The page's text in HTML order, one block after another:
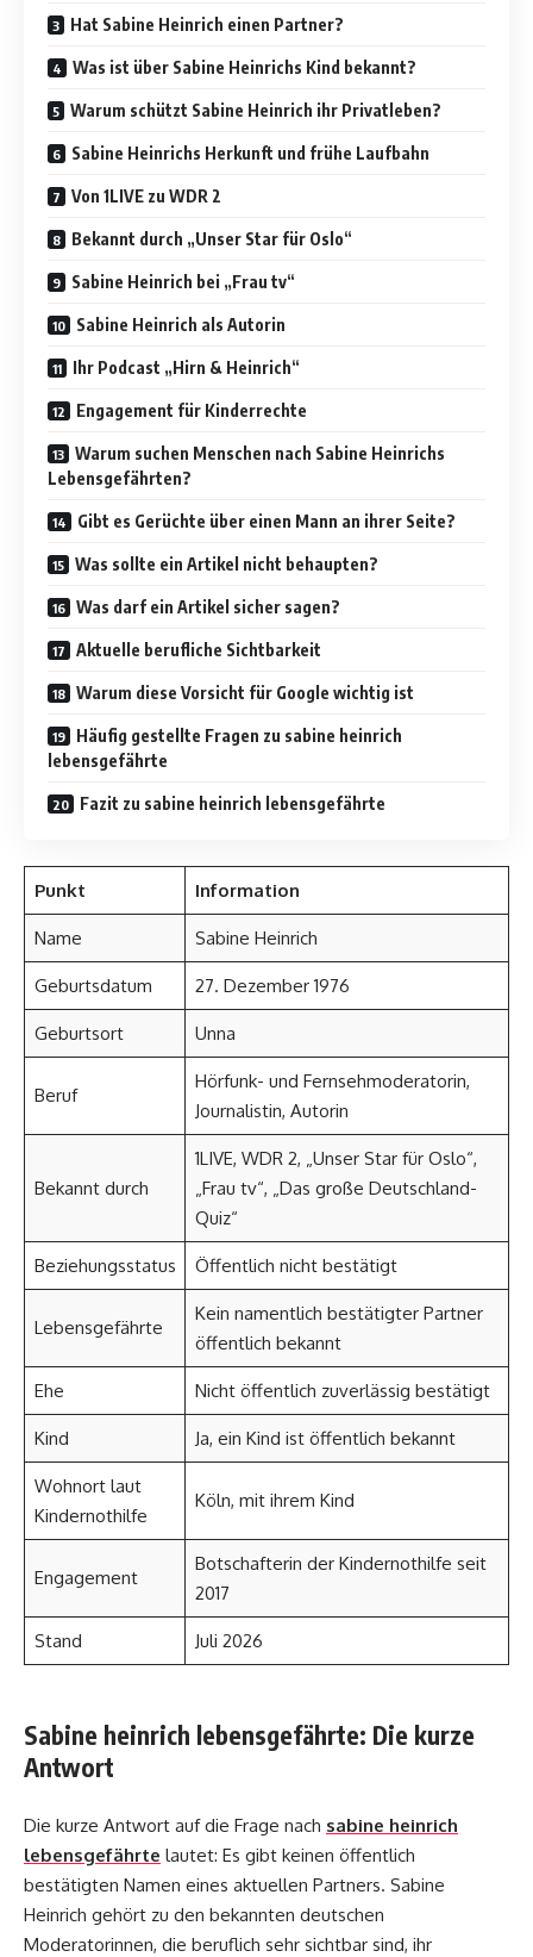
Hat Sabine Heinrich einen Partner?
Was ist über Sabine Heinrichs Kind bekannt?
Warum schützt Sabine Heinrich ihr Privatleben?
Sabine Heinrichs Herkunft und frühe Laufbahn
Von 1LIVE zu WDR 2
Bekannt durch „Unser Star für Oslo“
Sabine Heinrich bei „Frau tv“
Sabine Heinrich als Autorin
Ihr Podcast „Hirn & Heinrich“
Engagement für Kinderrechte
Warum suchen Menschen nach Sabine Heinrichs
Lebensgefährten?
Gibt es Gerüchte über einen Mann an ihrer Seite?
Was sollte ein Artikel nicht behaupten?
Was darf ein Artikel sicher sagen?
Aktuelle berufliche Sichtbarkeit
Warum diese Vorsicht für Google wichtig ist
Häufig gestellte Fragen zu sabine heinrich
lebensgefährte
Fazit zu sabine heinrich lebensgefährte
Punkt Information
Name Sabine Heinrich
Geburtsdatum 27. Dezember 1976
Geburtsort Unna
Beruf
Hörfunk- und Fernsehmoderatorin,
Journalistin, Autorin
Bekannt durch
1LIVE, WDR 2, „Unser Star für Oslo“,
„Frau tv“, „Das große Deutschland-
Quiz“
Beziehungsstatus Öffentlich nicht bestätigt
Lebensgefährte
Kein namentlich bestätigter Partner
öffentlich bekannt
Ehe Nicht öffentlich zuverlässig bestätigt
Kind Ja, ein Kind ist öffentlich bekannt
Wohnort laut
Kindernothilfe
Köln, mit ihrem Kind
Engagement
Botschafterin der Kindernothilfe seit
2017
Stand Juli 2026
Sabine heinrich lebensgefährte: Die kurze
Antwort
Die kurze Antwort auf die Frage nach sabine heinrich
lebensgefährte lautet: Es gibt keinen öffentlich
bestätigten Namen eines aktuellen Partners. Sabine
Heinrich gehört zu den bekannten deutschen
Moderatorinnen, die beruflich sehr sichtbar sind, ihr